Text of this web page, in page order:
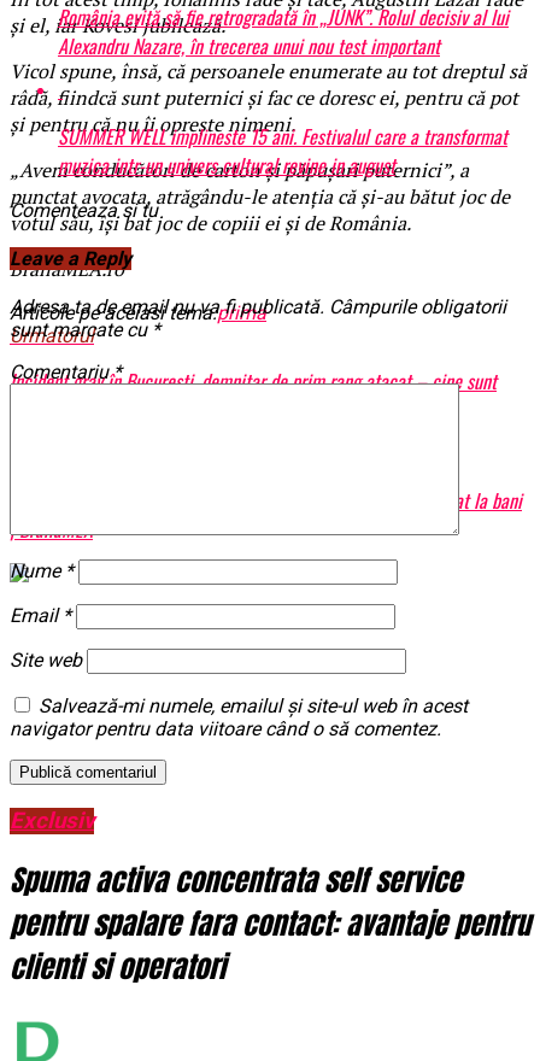
şi el, iar Kovesi jubilează.
Vicol spune, însă, că persoanele enumerate au tot dreptul să
râdă, fiindcă sunt puternici şi fac ce doresc ei, pentru că pot
şi pentru că nu îi opreşte nimeni.
„Avem conducători de carton şi păpuşari puternici”, a
punctat avocata, atrăgându-le atenţia că şi-au bătut joc de
votul său, îşi bat joc de copiii ei şi de România.
BrailaMEA.ro
Articole pe aceiasi tema:prima
Urmatorul
Incident grav în București, demnitar de prim rang atacat – cine sunt
Cheltuieli exorbitante de Revelion – turiştii români nu s-au uitat la bani
| BrailaMEA
România evită să fie retrogradată în „JUNK”. Rolul decisiv al lui
Alexandru Nazare, în trecerea unui nou test important
SUMMER WELL implineste 15 ani. Festivalul care a transformat
muzica intr-un univers cultural revine in august
Comenteaza si tu
Leave a Reply
Adresa ta de email nu va fi publicată. Câmpurile obligatorii
sunt marcate cu *
Comentariu*
Nume *
Email *
Site web
Salvează-mi numele, emailul și site-ul web în acest
navigator pentru data viitoare când o să comentez.
Exclusiv
Spuma activa concentrata self service
pentru spalare fara contact: avantaje pentru
clienti si operatori